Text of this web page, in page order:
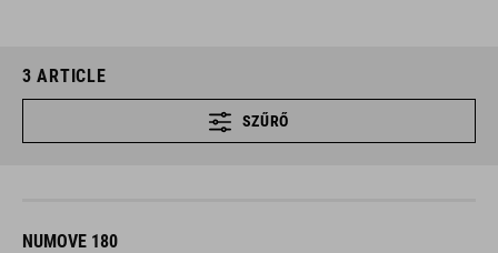
3 ARTICLE
SZŰRŐ
NUMOVE 180